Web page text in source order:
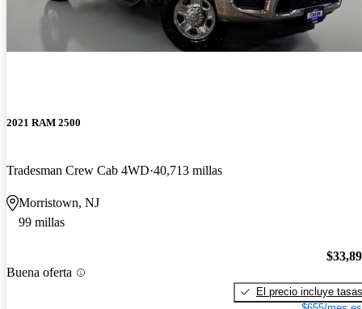
2021 RAM 2500
Tradesman Crew Cab 4WD 40,713 millas
Morristown, NJ
99 millas
Buena oferta
El precio incluye tasas